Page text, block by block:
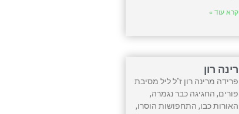
קרא עוד »
רינה רון
פרידה מרינה רון ז"ל ליל מסיבת
פורים, החגיגה כבר נגמרה,
האורות כבו, התחפושות הוסרו,